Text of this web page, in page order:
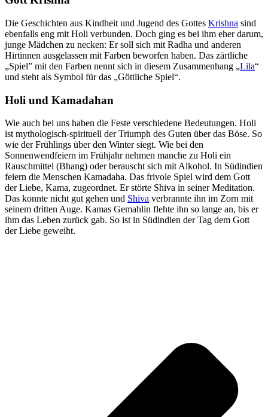
Die Geschichten aus Kindheit und Jugend des Gottes Krishna sind
ebenfalls eng mit Holi verbunden. Doch ging es bei ihm eher darum,
junge Mädchen zu necken: Er soll sich mit Radha und anderen
Hirtinnen ausgelassen mit Farben beworfen haben. Das zärtliche
„Spiel” mit den Farben nennt sich in diesem Zusammenhang „Lila“
und steht als Symbol für das „Göttliche Spiel“.
Holi und Kamadahan
Wie auch bei uns haben die Feste verschiedene Bedeutungen. Holi
ist mythologisch-spirituell der Triumph des Guten über das Böse. So
wie der Frühlings über den Winter siegt. Wie bei den
Sonnenwendfeiern im Frühjahr nehmen manche zu Holi ein
Rauschmittel (Bhang) oder berauscht sich mit Alkohol. In Südindien
feiern die Menschen Kamadaha. Das frivole Spiel wird dem Gott
der Liebe, Kama, zugeordnet. Er störte Shiva in seiner Meditation.
Das konnte nicht gut gehen und Shiva verbrannte ihn im Zorn mit
seinem dritten Auge. Kamas Gemahlin flehte ihn so lange an, bis er
ihm das Leben zurück gab. So ist in Südindien der Tag dem Gott
der Liebe geweiht.